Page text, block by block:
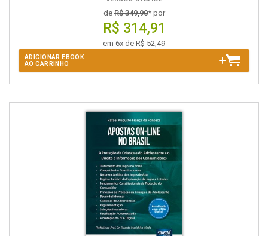
deR$ 349,90* por
R$ 314,91
em 6x de R$ 52,49
ADICIONAR EBOOK
AO CARRINHO